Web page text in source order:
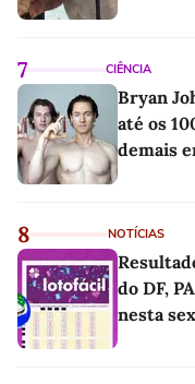
7 CIÊNCIA
Bryan
até os
demais
8 NOTÍCIAS
do DF,
nesta